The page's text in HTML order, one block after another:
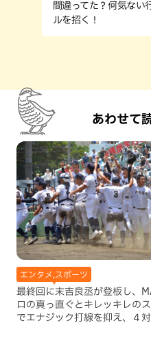
間違ってた？何気ない
ルを招く！
あわせて
エンタメ,スポーツ
最終回に末吉良丞が登板し、
ロの真っ直ぐとキレッキレの
でエナジック打線を抑え、４